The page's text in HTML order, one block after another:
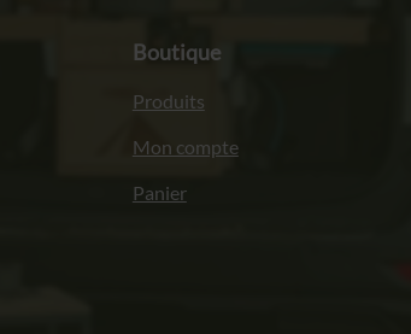
Boutique
Produits
Mon compte
Panier